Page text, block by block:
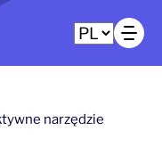
narzędzie